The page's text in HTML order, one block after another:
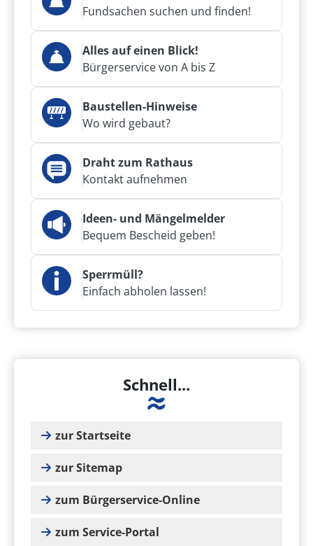
Fundsachen suchen und finden!
Alles auf einen Blick!
Bürgerservice von A bis Z
Baustellen-Hinweise
Wo wird gebaut?
Draht zum Rathaus
Kontakt aufnehmen
Ideen- und Mängelmelder
Bequem Bescheid geben!
Sperrmüll?
Einfach abholen lassen!
Schnell...
zur Startseite
zur Sitemap
zum Bürgerservice-Online
zum Service-Portal